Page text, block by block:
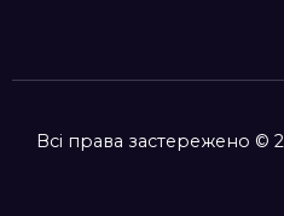
Всі права застережено ©